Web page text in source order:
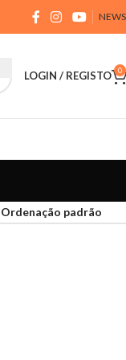
LOGIN / REGISTO 0